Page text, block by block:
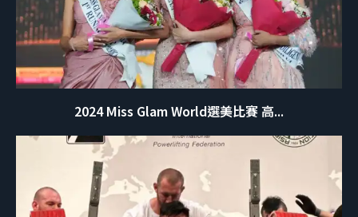
2024 Miss Glam World選美比賽 高...